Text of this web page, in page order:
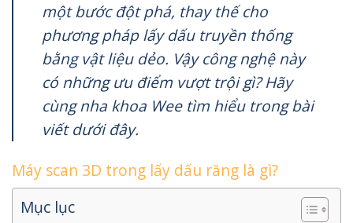
một bước đột phá, thay thế cho
phương pháp lấy dấu truyền thống
bằng vật liệu dẻo. Vậy công nghệ này
có những ưu điểm vượt trội gì? Hãy
cùng nha khoa Wee tìm hiểu trong bài
viết dưới đây.
Máy scan 3D trong lấy dấu răng là gì?
Mục lục